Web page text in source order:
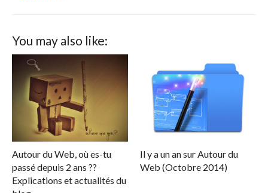
You may also like:
Autour du Web, où es-tu
passé depuis 2 ans ??
Explications et actualités du
Il y a un an sur Autour du
Web (Octobre 2014)